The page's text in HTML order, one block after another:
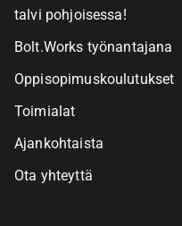
talvi pohjoisessa!
Bolt.Works työnantajana
Oppisopimuskoulutukset
Toimialat
Ajankohtaista
Ota yhteyttä